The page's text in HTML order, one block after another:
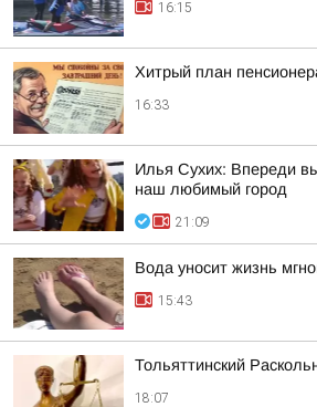
16:15
Хитрый план
16:33
Илья Сухих: Впереди
наш любимый город
21:09
Вода уносит жизнь
15:43
Тольяттинский
18:07